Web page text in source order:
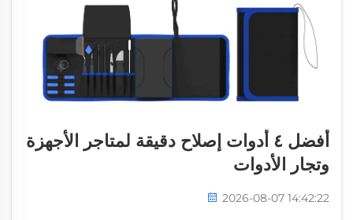
أفضل ٤ أدوات إصلاح دقيقة لمتاجر الأجهزة
وتجار الأدوات
2026-08-07 14:42:22